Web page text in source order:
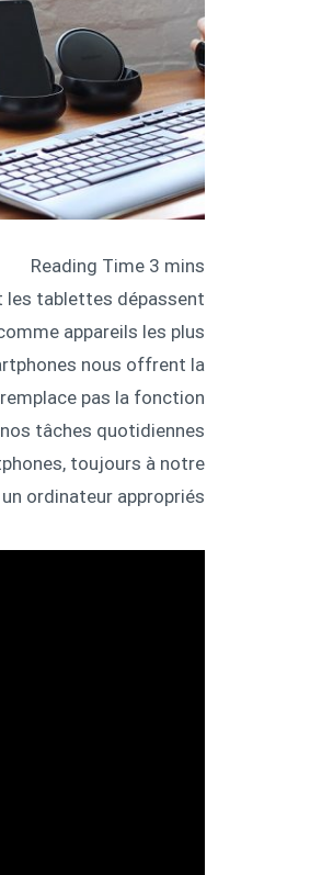
les tablettes dépassent
appareils les plus
nous offrent la
pas la fonction
tâches quotidiennes
toujours à notre
ordinateur appropriés.